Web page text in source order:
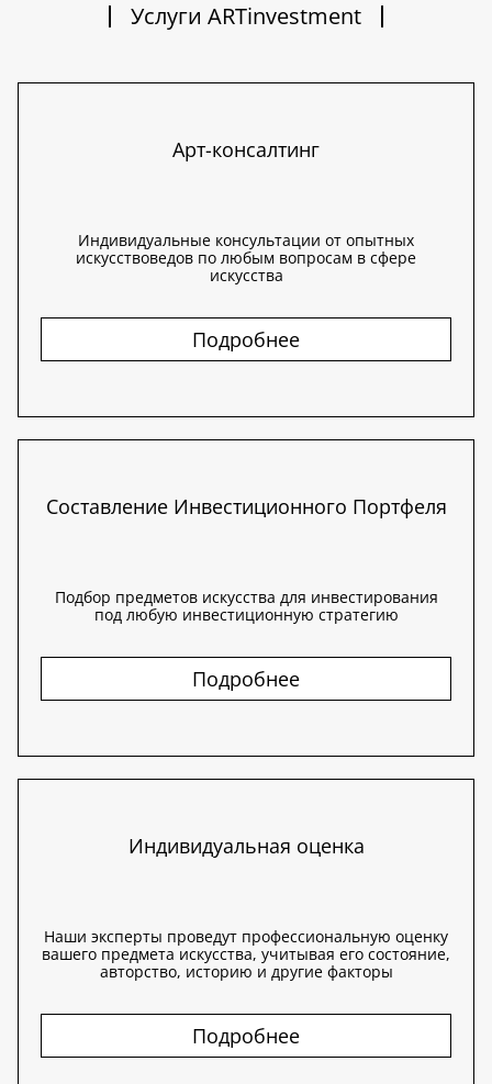
Услуги ARTinvestment
Арт-консалтинг
Индивидуальные консультации от опытных
искусствоведов по любым вопросам в сфере
искусства
Подробнее
Составление Инвестиционного Портфеля
Подбор предметов искусства для инвестирования
под любую инвестиционную стратегию
Подробнее
Индивидуальная оценка
Наши эксперты проведут профессиональную оценку
вашего предмета искусства, учитывая его состояние,
авторство, историю и другие факторы
Подробнее